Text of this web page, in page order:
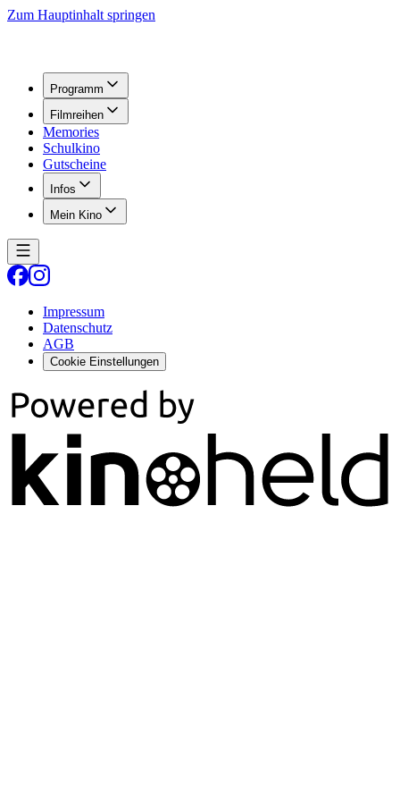
Zum Hauptinhalt springen
Programm
Filmreihen
Memories
Schulkino
Gutscheine
Infos
Mein Kino
Impressum
Datenschutz
AGB
Cookie Einstellungen